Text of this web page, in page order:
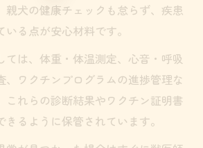
親犬の健康チェックも怠らず、疾患
る点が安心材料です。
ては、体重・体温測定、心音・呼吸
、ワクチンプログラムの進捗管理な
これらの診断結果やワクチン証明書
るように保管されています。